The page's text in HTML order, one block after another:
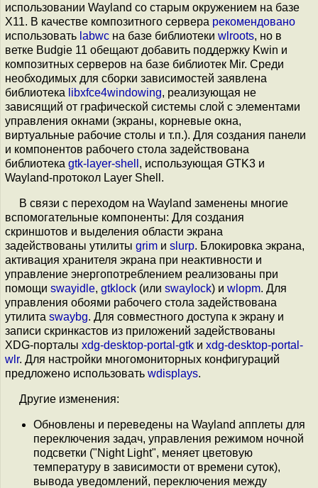
использовании Wayland со старым окружением на базе
X11. В качестве композитного сервера рекомендовано
использовать labwc на базе библиотеки wlroots, но в
ветке Budgie 11 обещают добавить поддержку Kwin и
композитных серверов на базе библиотек Mir. Среди
необходимых для сборки зависимостей заявлена
библиотека libxfce4windowing, реализующая не
зависящий от графической системы слой с элементами
управления окнами (экраны, корневые окна,
виртуальные рабочие столы и т.п.). Для создания панели
и компонентов рабочего стола задействована
библиотека gtk-layer-shell , использующая GTK3 и
Wayland-протокол Layer Shell.
В связи с переходом на Wayland заменены многие
вспомогательные компоненты: Для создания
скриншотов и выделения области экрана
задействованы утилиты grim и slurp. Блокировка экрана,
активация хранителя экрана при неактивности и
управление энергопотреблением реализованы при
помощи swayidle, gtklock (или swaylock) и wlopm. Для
управления обоями рабочего стола задействована
утилита swaybg. Для совместного доступа к экрану и
записи скринкастов из приложений задействованы
XDG-порталы xdg-desktop-portal-gtk и xdg-desktop-portal-
wlr. Для настройки многомониторных конфигураций
предложено использовать wdisplays.
Другие изменения:
Обновлены и переведены на Wayland апплеты для
переключения задач, управления режимом ночной
подсветки ("Night Light", меняет цветовую
температуру в зависимости от времени суток),
вывода уведомлений, переключения между